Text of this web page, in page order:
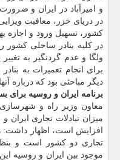
و امیرآباد در ایران و
در دریای خزر، معافیت
كشور، تسهیل ورود و اجازه
در كلیه بنادر ساحلی كشور
ولگا و عدم گردنگیر به
برای انجام تعمیرات به
دیگر مباحثی بود كه درباره
برنامه ایران و روسیه برای
معاون وزیر راه و
میزان تبادلات تجاری
تجاری دو كشور است و
موجود بین ایران و روسیه